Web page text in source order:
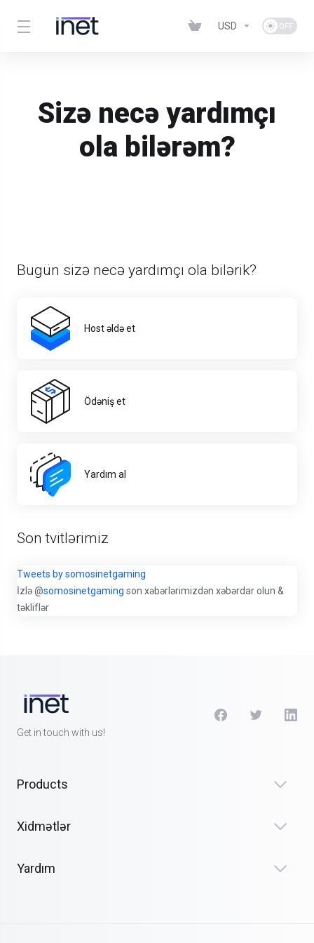
USD
Sizə necə yardımçı
ola bilərəm?
Bugün sizə necə yardımçı ola bilərik?
Host əldə et
Ödəniş et
Yardım al
Son tvitlərimiz
Tweets by somosinetgaming
İzlə @somosinetgaming son xəbərlərimizdən xəbərdar olun &
təkliflər
Get in touch with us!
Products
Xidmətlər
Yardım